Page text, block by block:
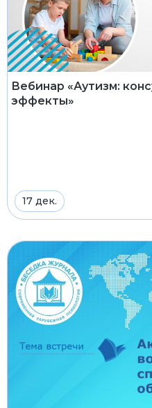
Вебинар «Аутизм:
эффекты»
17 дек.